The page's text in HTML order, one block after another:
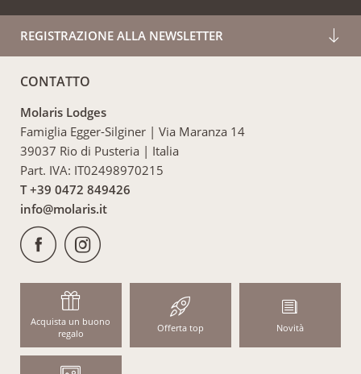
REGISTRAZIONE ALLA NEWSLETTER
CONTATTO
Molaris Lodges
Famiglia Egger-Silginer | Via Maranza 14
39037 Rio di Pusteria | Italia
Part. IVA: IT02498970215
T +39 0472 849426
info@molaris.it
Acquista un buono
regalo
Offerta top Novità